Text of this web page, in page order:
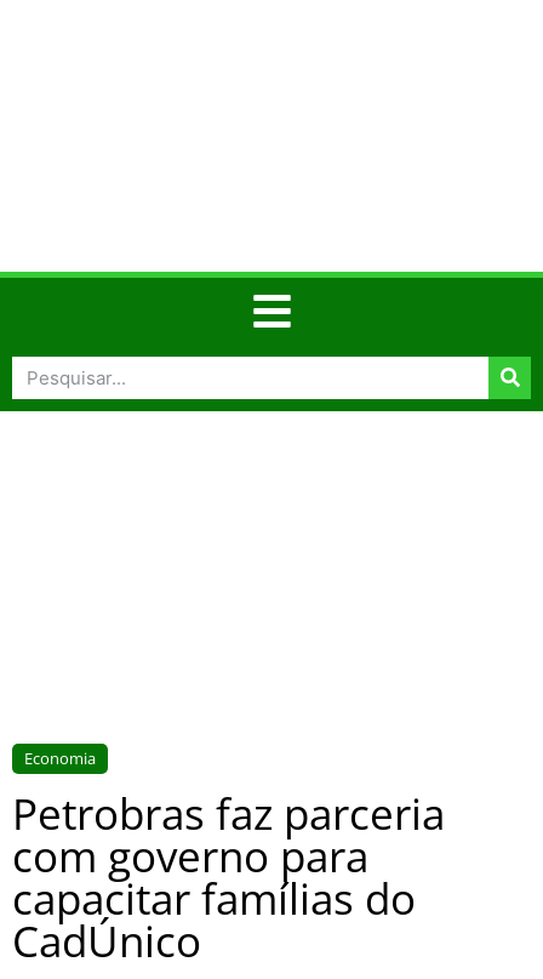
Economia
Petrobras faz parceria
com governo para
capacitar famílias do
CadÚnico